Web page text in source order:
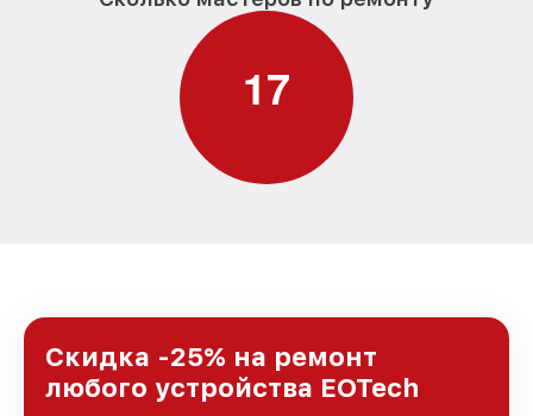
17
Скидка -25% на ремонт
любого устройства EOTech